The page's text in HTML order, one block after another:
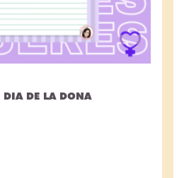
DE LA DONA